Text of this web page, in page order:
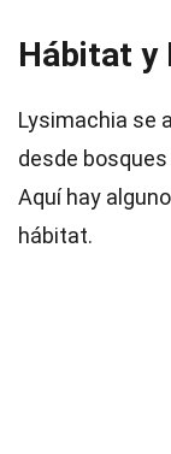
Hábitat y
Lysimachia se
desde
Aquí hay
hábitat.